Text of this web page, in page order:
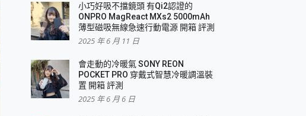
小巧好吸不擋鏡頭 有Qi2認證的
ONPRO MagReact MXs2 5000mAh
薄型磁吸無線急速行動電源 開箱 評測
2025 年 6 月 11 日
會走動的冷暖氣 SONY REON
POCKET PRO 穿戴式智慧冷暖調溫裝
置 開箱 評測
2025 年 6 月 6 日